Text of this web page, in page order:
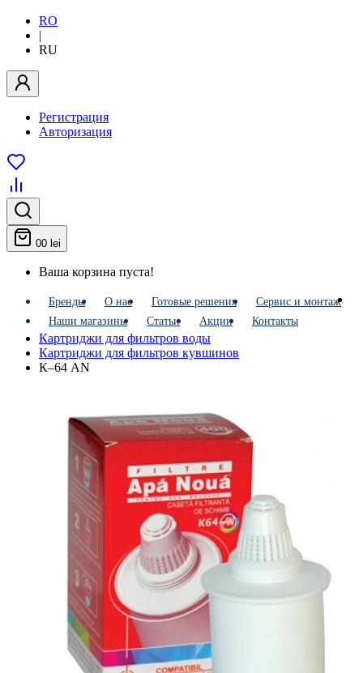
RO
|
RU
Регистрация
Авторизация
00 lei
Ваша корзина пуста!
Бренды О нас Готовые решения
Сервис и монтаж
Наши магазины
Статьи Акции Контакты
Картриджи для фильтров воды
Картриджи для фильтров кувшинов
К–64 AN